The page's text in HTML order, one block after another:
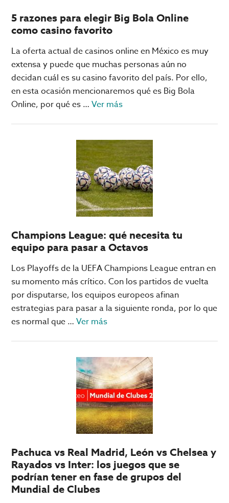
con
Cadillac
5 razones para elegir Big Bola Online
como casino favorito
La oferta actual de casinos online en México es muy
extensa y puede que muchas personas aún no
decidan cuál es su casino favorito del país. Por ello,
en esta ocasión mencionaremos qué es Big Bola
Online, por qué es …Ver másacerca
razones
para
elegir
Big
Bola
Online
casino
favorito
Champions League: qué necesita tu
equipo para pasar a Octavos
Los Playoffs de la UEFA Champions League entran en
su momento más crítico. Con los partidos de vuelta
por disputarse, los equipos europeos afinan
estrategias para pasar a la siguiente ronda, por lo que
es normal que …Ver másacerca
League:
qué
necesita
tu
equipo
para
a
Octavos
Pachuca vs Real Madrid, León vs Chelsea y
Rayados vs Inter: los juegos que se
podrían tener en fase de grupos del
Mundial de Clubes